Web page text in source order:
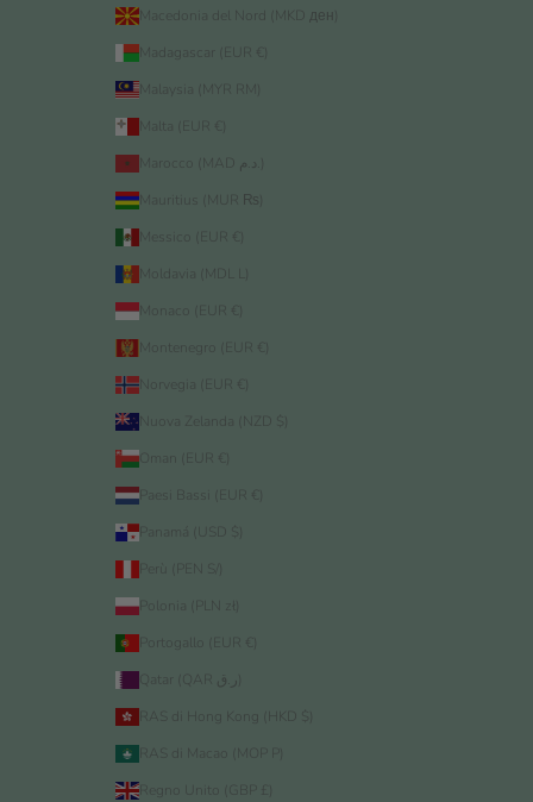
Macedonia del Nord (MKD ден)
Madagascar (EUR €)
Malaysia (MYR RM)
Malta (EUR €)
Mauritius (MUR ₨)
Messico (EUR €)
Moldavia (MDL L)
Monaco (EUR €)
Montenegro (EUR €)
Norvegia (EUR €)
Nuova Zelanda (NZD $)
Oman (EUR €)
Panamá (USD $)
Perù (PEN S/)
Polonia (PLN zł)
Portogallo (EUR €)
RAS di Hong Kong (HKD $)
RAS di Macao (MOP P)
Regno Unito (GBP £)